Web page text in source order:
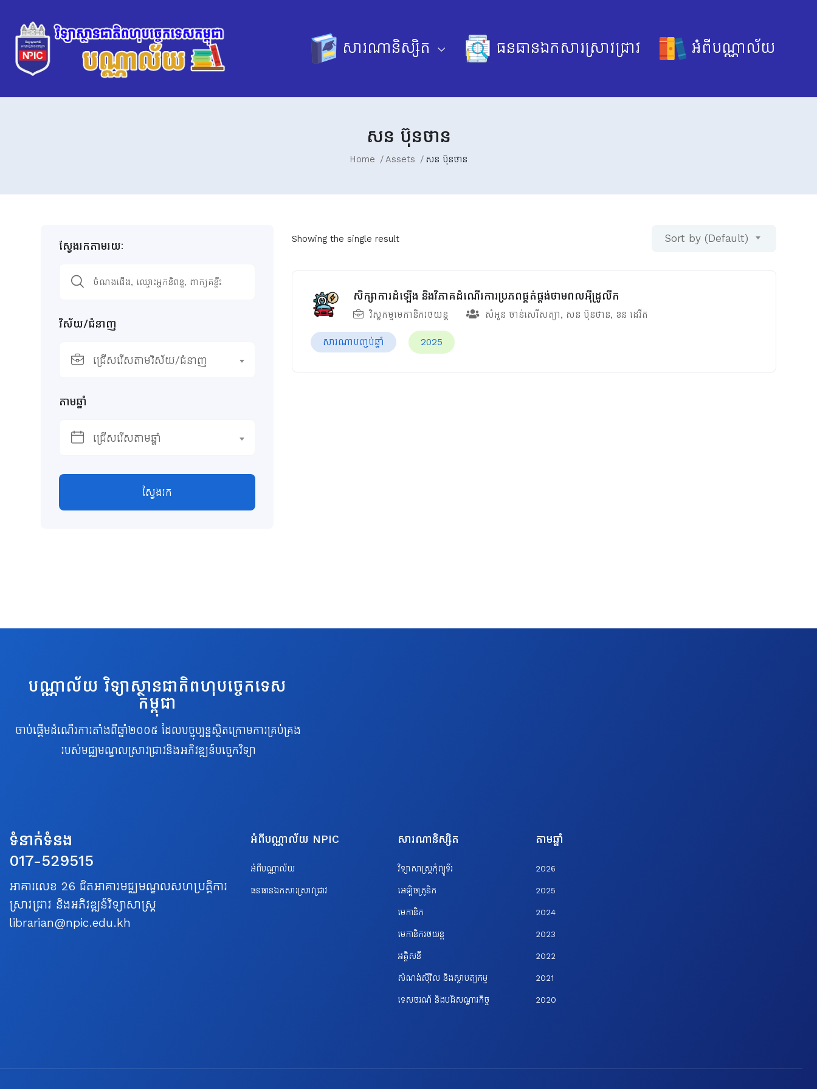
សារណានិស្សិត ធនធានឯកសារស្រាវជ្រាវ អំពីបណ្ណាល័យ
សន ប៊ុនថាន
Home Assets សន ប៊ុនថាន
ស្វែងរកតាមរយៈ
វិស័យ/ជំនាញ
ជ្រើសរើសតាមវិស័យ/ជំនាញ
តាមឆ្នាំ
ជ្រើសរើសតាមឆ្នាំ
ស្វែងរក
Showing the single result Sort by (Default)
សិក្សាការដំឡើង និងវិភាគដំណើរការប្រភពផ្គត់ផ្គង់ថាមពលអ៊ីដ្រូលីក
វិស្វកម្មមេកានិករថយន្ត សំអូន ចាន់សេរីសត្យា, សន ប៊ុនថាន, ខន ដេវីត
សារណាបញ្ចប់ឆ្នាំ 2025
បណ្ណាល័យ វិទ្យាស្ថានជាតិពហុបច្ចេកទេស
កម្ពុជា
ចាប់ផ្តើមដំណើរការតាំងពីឆ្នាំ២០០៥ ដែលបច្ចុប្បន្នស្ថិតក្រោមការគ្រប់គ្រង
របស់មជ្ឈមណ្ឌលស្រាវជ្រាវនិងអភិវឌ្ឍន៍បច្ចេកវិទ្យា
ទំនាក់ទំនង
017-529515
អាគារលេខ 26 ជិតអាគារមជ្ឈមណ្ឌលសហប្រត្តិការ
ស្រាវជ្រាវ និងអភិវឌ្ឍន៍វិទ្យាសាស្ត្រ
librarian@npic.edu.kh
អំពីបណ្ណាល័យ NPIC
អំពីបណ្ណាល័យ
ធនធានឯកសារស្រាវជ្រាវ
សារណានិស្សិត
វិទ្យាសាស្ត្រកុំព្យូទ័រ
អេឡិចត្រូនិក
មេកានិក
មេកានិករថយន្ត
អគ្គិសនី
សំណង់ស៊ីវិល និងស្ថាបត្យកម្ម
ទេសចរណ័ និងបដិសណ្ឋារកិច្ច
តាមឆ្នាំ
2026
2025
2024
2023
2022
2021
2020